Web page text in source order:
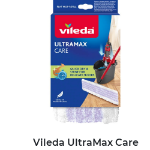
Vileda UltraMax Care